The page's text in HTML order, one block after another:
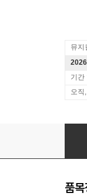
기간
오직
열
품